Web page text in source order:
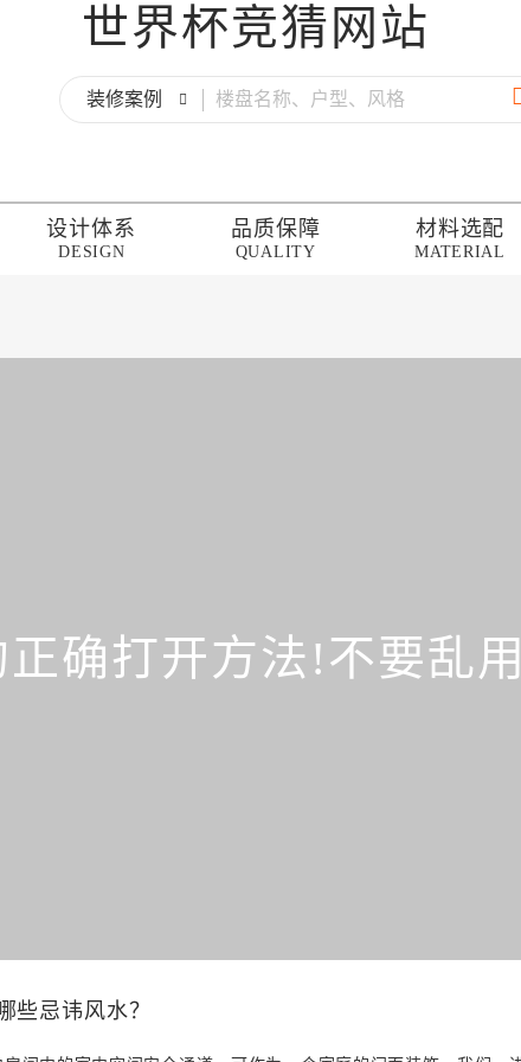
世界杯竞猜网站
装修案例
设计体系
DESIGN
品质保障
QUALITY
材料选配
MATERIAL
确打开方法!不要乱
些忌讳风水？